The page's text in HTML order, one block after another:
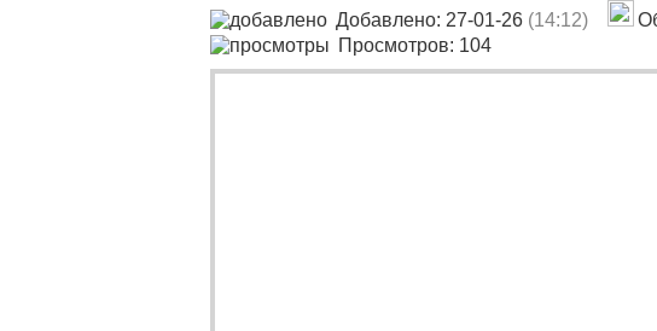
Добавлено: 27-01-26 (14:12)
Просмотров: 104